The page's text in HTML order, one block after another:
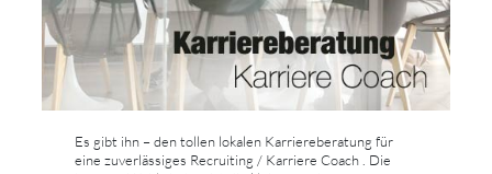
Es gibt ihn – den tollen lokalen Karriereberatung für
eine zuverlässiges Recruiting / Karriere Coach . Die